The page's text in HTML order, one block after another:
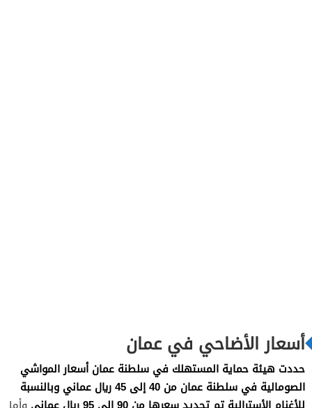
أسعار الأضاحي في عمان
حددت هيئة حماية المستهلك في سلطنة عمان أسعار المواشي
الصومالية في سلطنة عمان من 40 إلى 45 ريال عماني وبالنسبة